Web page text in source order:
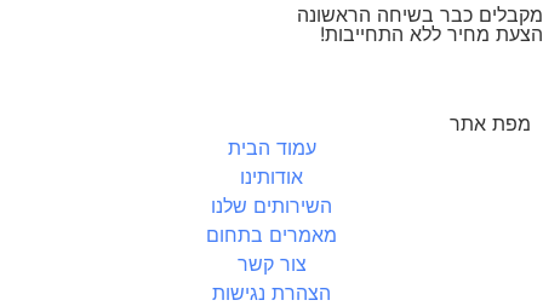
מקבלים כבר בשיחה הראשונה
הצעת מחיר ללא התחייבות!
מפת אתר
עמוד הבית
אודותינו
השירותים שלנו
מאמרים בתחום
צור קשר
הצהרת נגישות